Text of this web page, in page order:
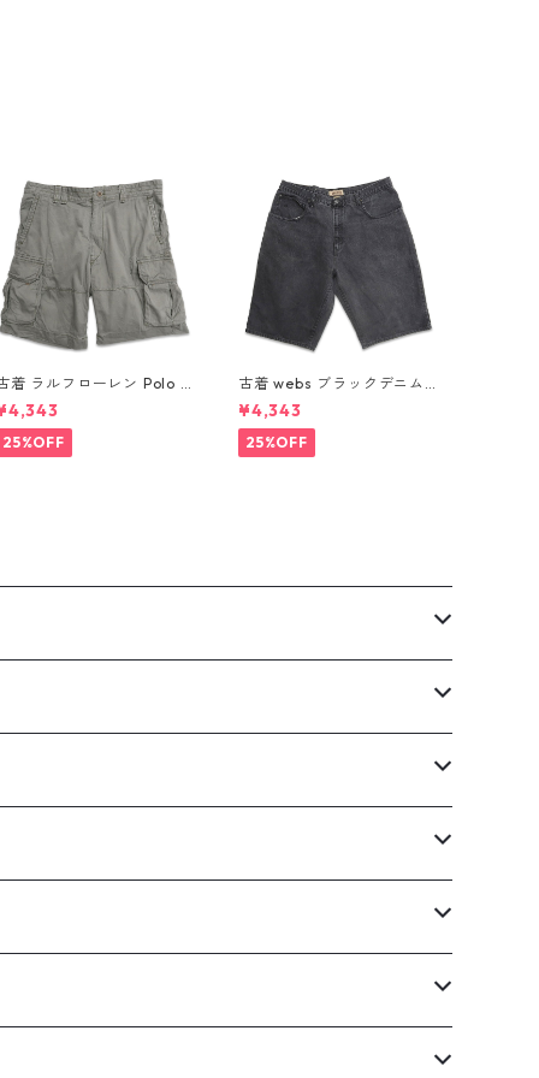
着 ラルフローレン Polo R
Lauren カーゴ ショー
トパンツ ハーフパンツ グリ
ーン系 表記：36 gd41037
w60805
25%OFF
古着 webs ブラックデニム
ショートパンツ ハーフパン
ツ 表記：W42 gd410354
n w60802
¥4,343
25%OFF